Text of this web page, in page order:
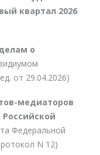
квартал 2026
о
от 29.04.2026)
медиаторов
Федеральной
N 12)